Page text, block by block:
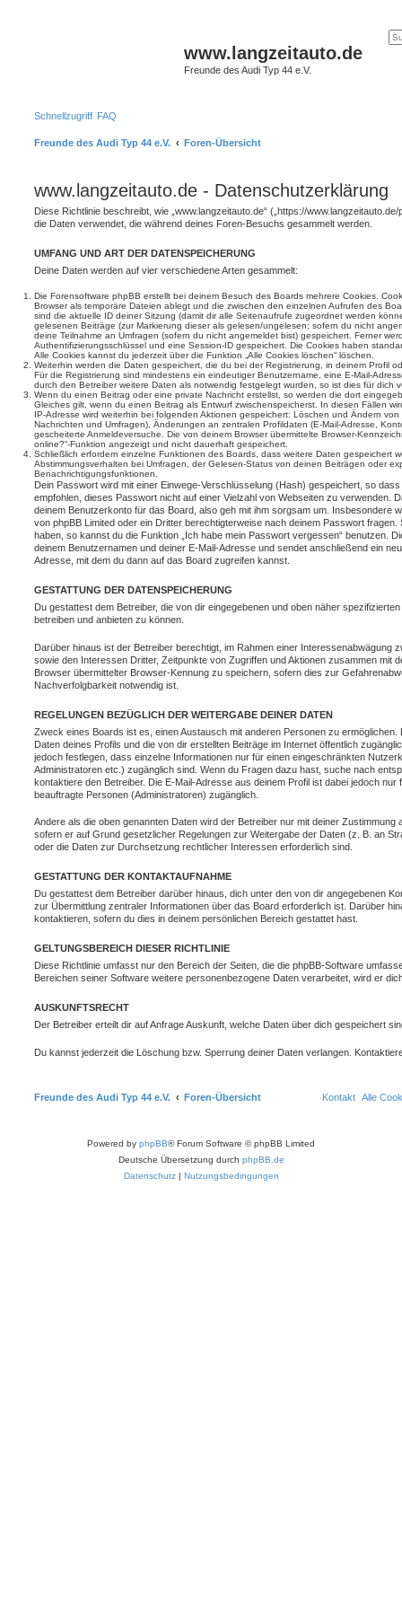
www.langzeitauto.de
Freunde des Audi Typ 44 e.V.
Schnellzugriff FAQ
Freunde des Audi Typ 44 e.V. Foren-Übersicht
www.langzeitauto.de - Datenschutzerklärung
Diese Richtlinie beschreibt, wie „www.langzeitauto.de“ („https://
die Daten verwendet, die während deines Foren-Besuchs gesammelt werden.
UMFANG UND ART DER DATENSPEICHERUNG
Deine Daten werden auf vier verschiedene Arten gesammelt:
Die Forensoftware phpBB erstellt bei deinem Besuch des Boards mehrere Cookies.
Browser als temporäre Dateien ablegt und die zwischen den einzelnen Aufrufen des
sind die aktuelle ID deiner Sitzung (damit dir alle Seitenaufrufe zugeordnet werden
gelesenen Beiträge (zur Markierung dieser als gelesen/ungelesen; sofern du nicht
deine Teilnahme an Umfragen (sofern du nicht angemeldet bist) gespeichert. Ferner
Authentifizierungsschlüssel und eine Session-ID gespeichert. Die Cookies haben
Alle Cookies kannst du jederzeit über die Funktion „Alle Cookies löschen“ löschen.
Weiterhin werden die Daten gespeichert, die du bei der Registrierung, in deinem Profil
Für die Registrierung sind mindestens ein eindeutiger Benutzername, eine E-Mail-
durch den Betreiber weitere Daten als notwendig festgelegt wurden, so ist dies für dich
Wenn du einen Beitrag oder eine private Nachricht erstellst, so werden die dort
Gleiches gilt, wenn du einen Beitrag als Entwurf zwischenspeicherst. In diesen Fällen
IP-Adresse wird weiterhin bei folgenden Aktionen gespeichert: Löschen und Ändern
Nachrichten und Umfragen), Änderungen an zentralen Profildaten (E-Mail-Adresse,
gescheiterte Anmeldeversuche. Die von deinem Browser übermittelte Browser-
online?“-Funktion angezeigt und nicht dauerhaft gespeichert.
Schließlich erfordern einzelne Funktionen des Boards, dass weitere Daten gespeichert
Abstimmungsverhalten bei Umfragen, der Gelesen-Status von deinen Beiträgen oder
Benachrichtigungsfunktionen.
Dein Passwort wird mit einer Einwege-Verschlüsselung (Hash) gespeichert, so
empfohlen, dieses Passwort nicht auf einer Vielzahl von Webseiten zu verwenden.
deinem Benutzerkonto für das Board, also geh mit ihm sorgsam um. Insbesondere
von phpBB Limited oder ein Dritter berechtigterweise nach deinem Passwort
haben, so kannst du die Funktion „Ich habe mein Passwort vergessen“ benutzen.
deinem Benutzernamen und deiner E-Mail-Adresse und sendet anschließend ein
Adresse, mit dem du dann auf das Board zugreifen kannst.
GESTATTUNG DER DATENSPEICHERUNG
Du gestattest dem Betreiber, die von dir eingegebenen und oben näher
betreiben und anbieten zu können.
Darüber hinaus ist der Betreiber berechtigt, im Rahmen einer Interessenabwägung
sowie den Interessen Dritter, Zeitpunkte von Zugriffen und Aktionen zusammen mit
Browser übermittelter Browser-Kennung zu speichern, sofern dies zur
Nachverfolgbarkeit notwendig ist.
REGELUNGEN BEZÜGLICH DER WEITERGABE DEINER DATEN
Zweck eines Boards ist es, einen Austausch mit anderen Personen zu
Daten deines Profils und die von dir erstellten Beiträge im Internet öffentlich
jedoch festlegen, dass einzelne Informationen nur für einen eingeschränkten
Administratoren etc.) zugänglich sind. Wenn du Fragen dazu hast, suche nach
kontaktiere den Betreiber. Die E-Mail-Adresse aus deinem Profil ist dabei jedoch nur
beauftragte Personen (Administratoren) zugänglich.
Andere als die oben genannten Daten wird der Betreiber nur mit deiner Zustimmung
sofern er auf Grund gesetzlicher Regelungen zur Weitergabe der Daten (z. B. an
oder die Daten zur Durchsetzung rechtlicher Interessen erforderlich sind.
GESTATTUNG DER KONTAKTAUFNAHME
Du gestattest dem Betreiber darüber hinaus, dich unter den von dir angegebenen
zur Übermittlung zentraler Informationen über das Board erforderlich ist. Darüber
kontaktieren, sofern du dies in deinem persönlichen Bereich gestattet hast.
GELTUNGSBEREICH DIESER RICHTLINIE
Diese Richtlinie umfasst nur den Bereich der Seiten, die die phpBB-Software
Bereichen seiner Software weitere personenbezogene Daten verarbeitet, wird er
AUSKUNFTSRECHT
Der Betreiber erteilt dir auf Anfrage Auskunft, welche Daten über dich gespeichert
Du kannst jederzeit die Löschung bzw. Sperrung deiner Daten verlangen.
Freunde des Audi Typ 44 e.V. Foren-Übersicht Alle
Kontakt
Powered by phpBB® Forum Software © phpBB Limited
Deutsche Übersetzung durch phpBB.de
Datenschutz| Nutzungsbedingungen